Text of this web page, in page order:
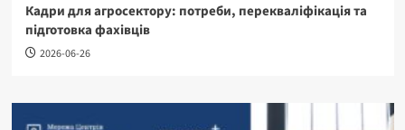
Кадри для агросектору: потреби, перекваліфікація та
підготовка фахівців
2026-06-26